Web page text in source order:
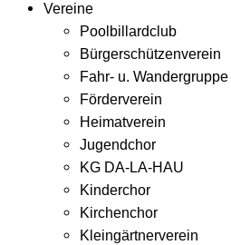
Vereine
Poolbillardclub
Bürgerschützenverein
Fahr- u. Wandergruppe
Förderverein
Heimatverein
Jugendchor
KG DA-LA-HAU
Kinderchor
Kirchenchor
Kleingärtnerverein